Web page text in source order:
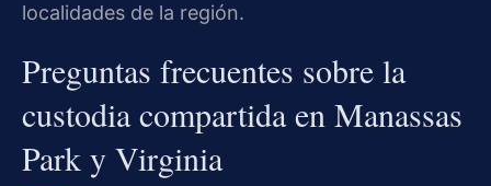
localidades de la región.
Preguntas frecuentes sobre la
custodia compartida en Manassas
Park y Virginia